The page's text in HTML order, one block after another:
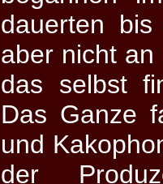
dauerten
aber nicht
das selbst
Das Ganze
und
der